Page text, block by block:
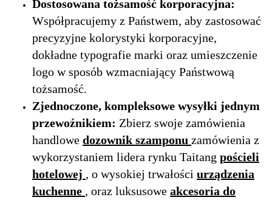
Dostosowana tożsamość korporacyjna:
Współpracujemy z Państwem, aby zastosować
precyzyjne kolorystyki korporacyjne,
dokładne typografie marki oraz umieszczenie
logo w sposób wzmacniający Państwową
tożsamość.
Zjednoczone, kompleksowe wysyłki jednym
przewoźnikiem: Zbierz swoje zamówienia
handlowe dozownik szamponu zamówienia z
wykorzystaniem lidera rynku Taitang pościeli
hotelowej , o wysokiej trwałości urządzenia
kuchenne , oraz luksusowe akcesoria do